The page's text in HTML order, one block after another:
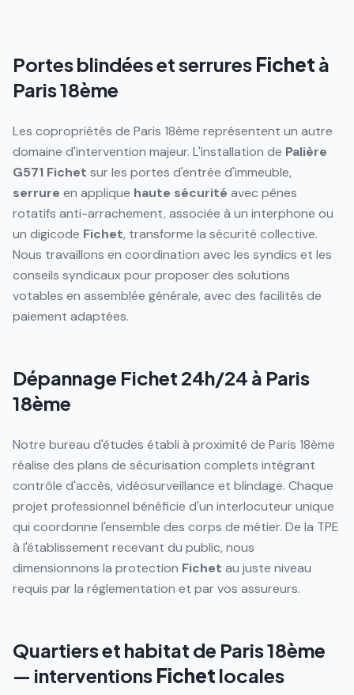
Portes blindées et serrures Fichet à
Paris 18ème
Les copropriétés de Paris 18ème représentent un autre
domaine d'intervention majeur. L'installation de Palière
G571 Fichet sur les portes d'entrée d'immeuble,
serrure en applique haute sécurité avec pênes
rotatifs anti-arrachement, associée à un interphone ou
un digicode Fichet, transforme la sécurité collective.
Nous travaillons en coordination avec les syndics et les
conseils syndicaux pour proposer des solutions
votables en assemblée générale, avec des facilités de
paiement adaptées.
Dépannage Fichet 24h/24 à Paris
18ème
Notre bureau d'études établi à proximité de Paris 18ème
réalise des plans de sécurisation complets intégrant
contrôle d'accès, vidéosurveillance et blindage. Chaque
projet professionnel bénéficie d'un interlocuteur unique
qui coordonne l'ensemble des corps de métier. De la TPE
à l'établissement recevant du public, nous
dimensionnons la protection Fichet au juste niveau
requis par la réglementation et par vos assureurs.
Quartiers et habitat de Paris 18ème
— interventions Fichet locales